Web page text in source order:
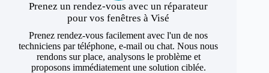
Prenez un rendez-vous avec un réparateur
pour vos fenêtres à Visé
Prenez rendez-vous facilement avec l'un de nos
techniciens par téléphone, e-mail ou chat. Nous nous
rendons sur place, analysons le problème et
proposons immédiatement une solution ciblée.